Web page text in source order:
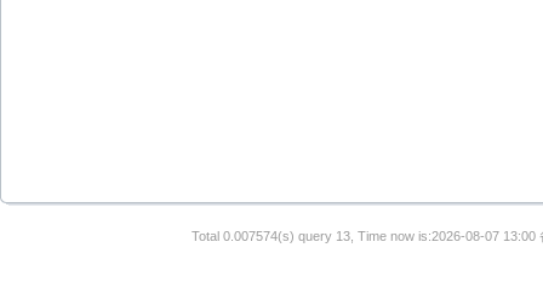
Total 0.007574(s) query 13, Time now is:2026-08-07 13:00